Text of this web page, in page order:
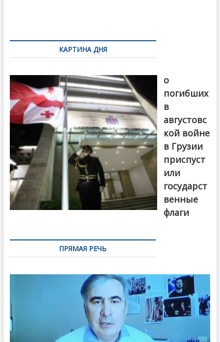
по
записямКАРТИНА ДНЯ
о
погибших
в
августовс
кой войне
в Грузии
приспуст
или
государст
венные
флаги
ПРЯМАЯ РЕЧЬ